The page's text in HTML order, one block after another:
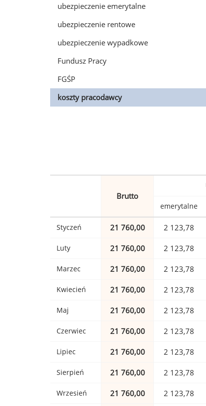
ubezpieczenie emerytalne
ubezpieczenie rentowe
ubezpieczenie wypadkowe
Fundusz Pracy
FGŚP
koszty pracodawcy
Brutto
emerytalne
Styczeń 21 760,00 2 123,78
Luty 21 760,00 2 123,78
Marzec 21 760,00 2 123,78
Kwiecień 21 760,00 2 123,78
Maj 21 760,00 2 123,78
Czerwiec 21 760,00 2 123,78
Lipiec 21 760,00 2 123,78
Sierpień 21 760,00 2 123,78
Wrzesień 21 760,00 2 123,78